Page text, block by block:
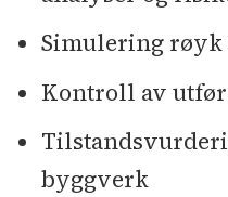
Simulering
Kontroll av
byggverk